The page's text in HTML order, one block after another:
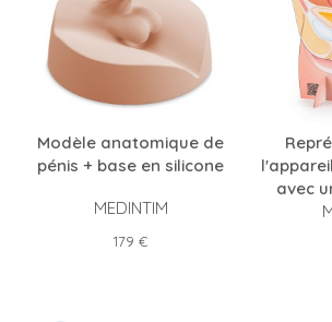
Modèle anatomique de
pénis + base en silicone
MEDINTIM
Prix
179 €
avec